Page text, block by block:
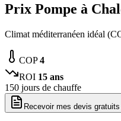
Prix Pompe à
Climat méditerranéen idéal
COP4
ROI 15 ans
150 jours de chauffe
Recevoir mes devis gratuits